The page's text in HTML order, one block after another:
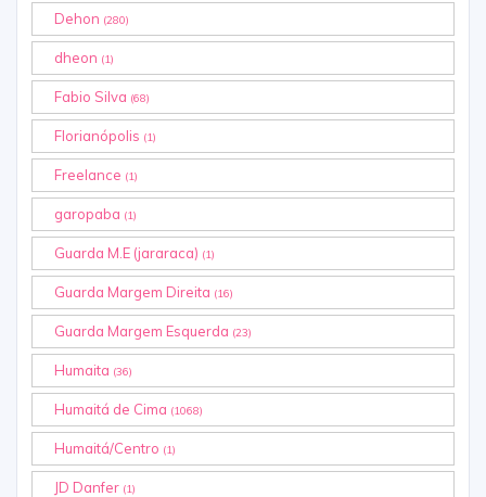
Dehon (280)
dheon (1)
Fabio Silva (68)
Florianópolis (1)
Freelance (1)
garopaba (1)
Guarda M.E (jararaca) (1)
Guarda Margem Direita (16)
Guarda Margem Esquerda (23)
Humaita (36)
Humaitá de Cima (1068)
Humaitá/Centro (1)
JD Danfer (1)